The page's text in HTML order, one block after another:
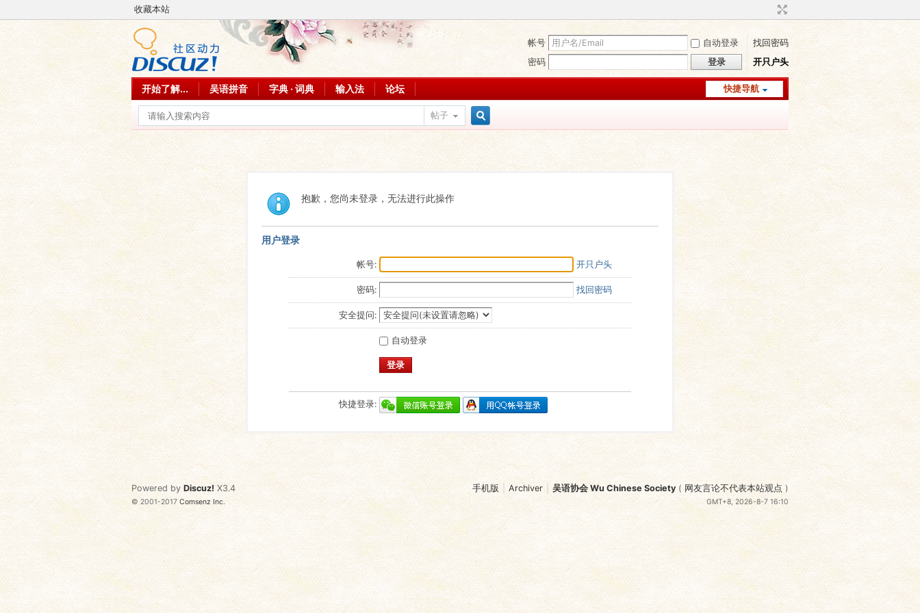
收藏本站
帐号 自动登录
找回密码
密码
登录 开只户头
快捷导航
开始了解... 吴语拼音 字典 · 词典 输入法 论坛
帖子
抱歉，您尚未登录，无法进行此操作
用户登录
帐号: 开只户头
密码: 找回密码
安全提问:
自动登录
登录
快捷登录:
手机版 Archiver 吴语协会 Wu Chinese Society ( 网友言论不代表本站观点 )
GMT+8, 2026-8-7 16:10
Powered by Discuz! X3.4
© 2001-2017Comsenz Inc.